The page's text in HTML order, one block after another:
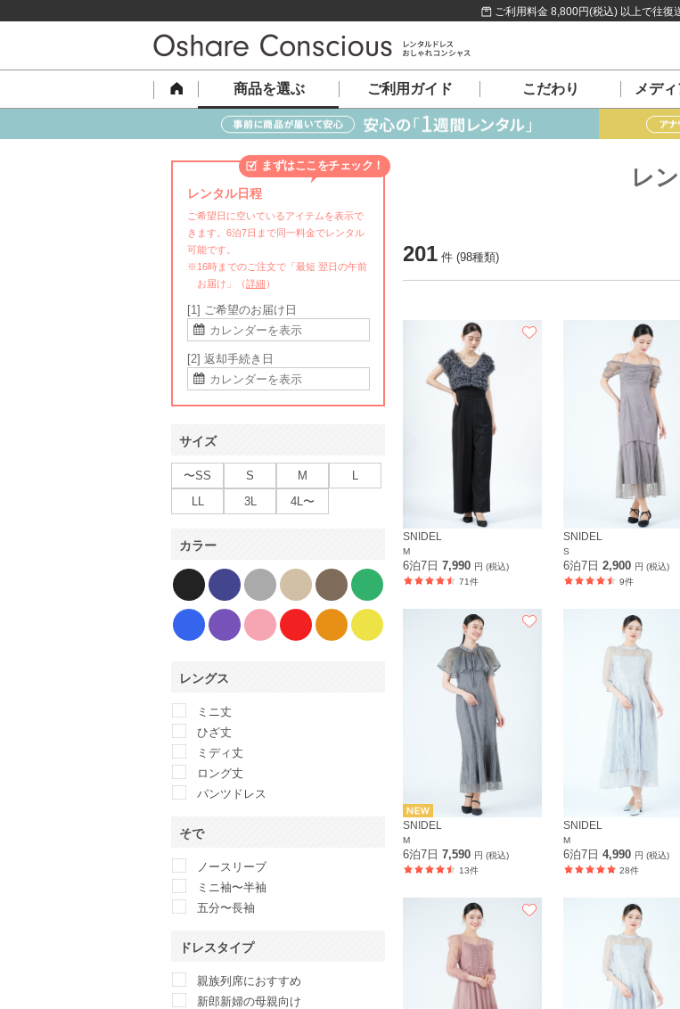
ご利用料金 8,800円(税込) 以上で往復
商品を選ぶ ご利用ガイド こだわり メデ
レ
201 件 (98種類)
SNIDEL
M
6泊7日 7,990 円 (税込)
71件
SNIDEL
S
6泊7日 2,900 円 (税込)
9件
SNIDEL
M
6泊7日 7,590 円 (税込)
13件
SNIDEL
M
6泊7日 4,990 円 (税込)
28件
まずはここをチェック！
レンタル日程
ご希望日に空いているアイテムを表示で
きます。6泊7日まで同一料金でレンタル
可能です。
※16時までのご注文で「最短 翌日の午前
お届け」（詳細 ）
[1] ご希望のお届け日
[2] 返却手続き日
サイズ
〜SS S M
L
LL
3L 4L〜
カラー
レングス
ミニ丈
ひざ丈
ミディ丈
ロング丈
パンツドレス
そで
ノースリーブ
ミニ袖〜半袖
五分〜長袖
ドレスタイプ
親族列席におすすめ
新郎新婦の母親向け